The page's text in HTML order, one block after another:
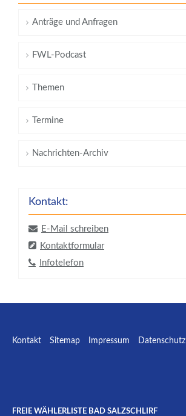
Anträge und Anfragen
FWL-Podcast
Themen
Termine
Nachrichten-Archiv
Kontakt:
E-Mail schreiben
Kontaktformular
Infotelefon
Kontakt Sitemap Impressum Datenschutz
FREIE WÄHLERLISTE BAD SALZSCHLIRF